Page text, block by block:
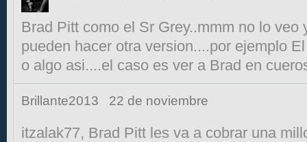
Brad Pitt como el Sr Grey..mmm no lo veo
pueden hacer otra version....por ejemplo
o algo asi....el caso es ver a Brad en
Brillante2013 22 de noviembre
itzalak77, Brad Pitt les va a cobrar una